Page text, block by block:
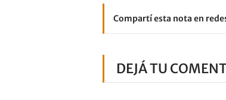
Compartí esta nota en
DEJÁ TU